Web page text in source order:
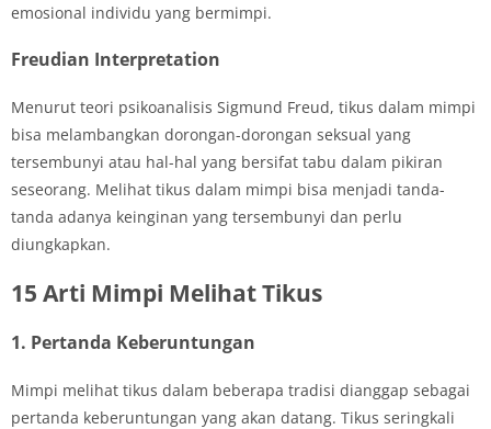
emosional individu yang bermimpi.
Freudian Interpretation
Menurut teori psikoanalisis Sigmund Freud, tikus dalam mimpi
bisa melambangkan dorongan-dorongan seksual yang
tersembunyi atau hal-hal yang bersifat tabu dalam pikiran
seseorang. Melihat tikus dalam mimpi bisa menjadi tanda-
tanda adanya keinginan yang tersembunyi dan perlu
diungkapkan.
15 Arti Mimpi Melihat Tikus
1. Pertanda Keberuntungan
Mimpi melihat tikus dalam beberapa tradisi dianggap sebagai
pertanda keberuntungan yang akan datang. Tikus seringkali